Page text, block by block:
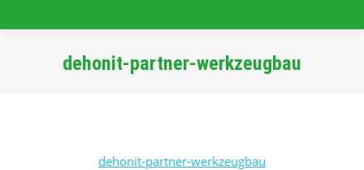
dehonit-partner-werkzeugbau
dehonit-partner-werkzeugbau